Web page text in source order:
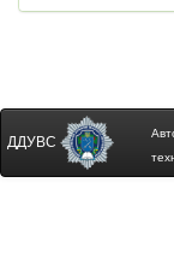
ДДУВС